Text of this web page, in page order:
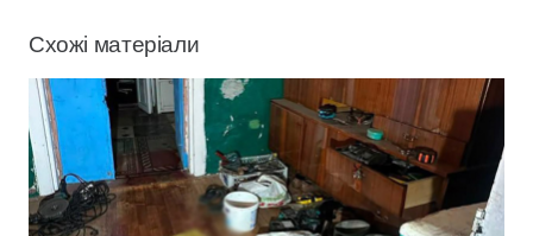
Схожі матеріали